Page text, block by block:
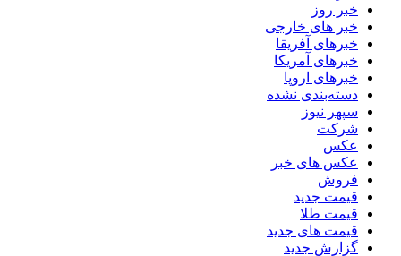
خبر روز
خبر های خارجی
خبرهای آفریقا
خبرهای آمریکا
خبرهای اروپا
دسته‌بندی نشده
سپهر نیوز
شرکت
عکس
عکس های خبر
فروش
قیمت جدید
قیمت طلا
قیمت های جدید
گزارش جدید